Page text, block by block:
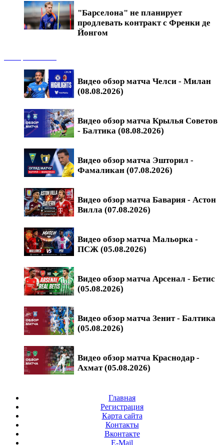
"Барселона" не планирует
продлевать контракт с Френки де
Йонгом
Видео обзор матча Челси - Милан
(08.08.2026)
Видео обзор матча Крылья Советов
- Балтика (08.08.2026)
Видео обзор матча Эшторил -
Фамаликан (07.08.2026)
Видео обзор матча Бавария - Астон
Вилла (07.08.2026)
Видео обзор матча Мальорка -
ПСЖ (05.08.2026)
Видео обзор матча Арсенал - Бетис
(05.08.2026)
Видео обзор матча Зенит - Балтика
(05.08.2026)
Видео обзор матча Краснодар -
Ахмат (05.08.2026)
Главная
Регистрация
Карта сайта
Контакты
Вконтакте
E-Mail